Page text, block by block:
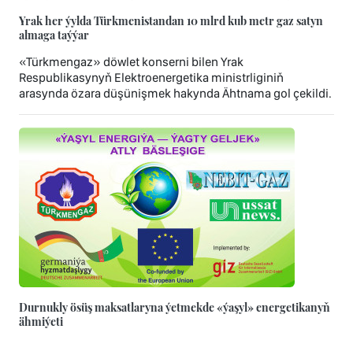
Yrak her ýylda Türkmenistandan 10 mlrd kub metr gaz satyn
almaga taýýar
«Türkmengaz» döwlet konserni bilen Yrak
Respublikasynyň Elektroenergetika ministrliginiň
arasynda özara düşünişmek hakynda Ähtnama gol çekildi.
Durnukly ösüş maksatlaryna ýetmekde «ýaşyl» energetikanyň
ähmiýeti